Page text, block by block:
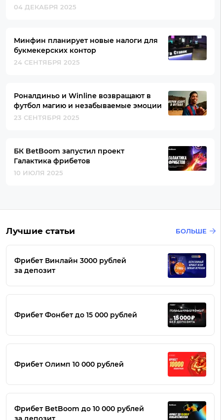
04 ДЕКАБРЯ 2025
Минфин планирует новые налоги для
букмекерских контор
24 СЕНТЯБРЯ 2025
Роналдиньо и Winline возвращают в
футбол магию и незабываемые эмоции
23 СЕНТЯБРЯ 2025
БК BetBoom запустил проект
Галактика фрибетов
10 ИЮЛЯ 2025
Лучшие статьи БОЛЬШЕ
Фрибет Винлайн 3000 рублей
за депозит
Фрибет Фонбет до 15 000 рублей
Фрибет Олимп 10 000 рублей
Фрибет BetBoom до 10 000 рублей